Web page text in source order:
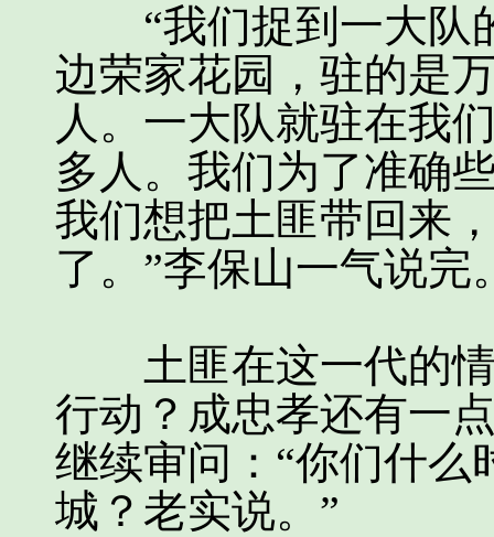
“我们捉到一大队
边荣家花园，驻的是
人。一大队就驻在我
多人。我们为了准确
我们想把土匪带回来
了。”李保山一气说完
土匪在这一代的情
行动？成忠孝还有一
继续审问：“你们什么
城？老实说。”